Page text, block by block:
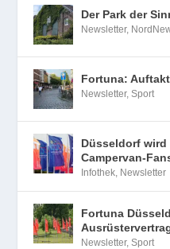
Der Park der
Newsletter,
Fortuna:
Newsletter,Sport
Düsseldorf
Campervan-
Infothek Newsletter
Fortuna
Newsletter,Sport